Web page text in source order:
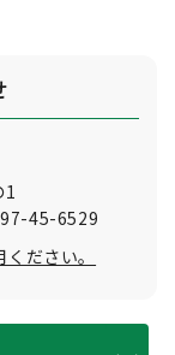
1
45-6529
ださい。